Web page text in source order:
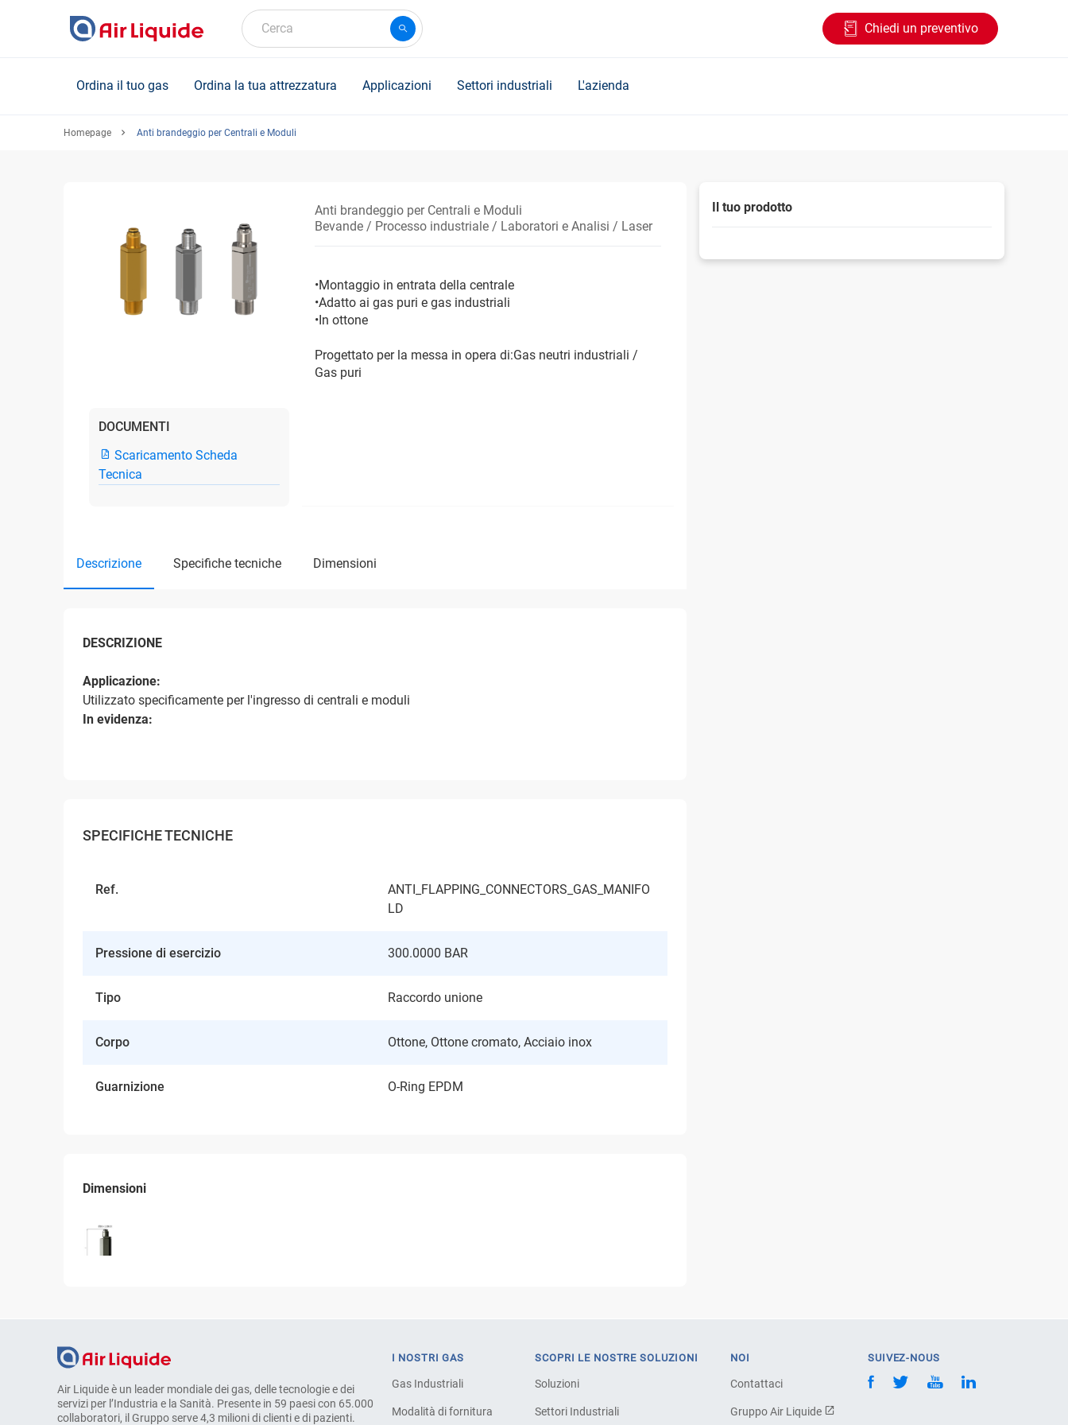
Cerca Chiedi un preventivo
Ordina il tuo gas Ordina la tua attrezzatura Applicazioni Settori industriali L'azienda
Homepage Anti brandeggio per Centrali e Moduli
DOCUMENTI
Scaricamento Scheda
Tecnica
Anti brandeggio per Centrali e Moduli
Bevande / Processo industriale / Laboratori e Analisi / Laser
•Montaggio in entrata della centrale
•Adatto ai gas puri e gas industriali
•In ottone
Progettato per la messa in opera di:Gas neutri industriali /
Gas puri
descrizione specifiche tecniche dimensioni
DESCRIZIONE
Applicazione:
Utilizzato specificamente per l'ingresso di centrali e moduli
In evidenza:
SPECIFICHE TECNICHE
Ref.
ANTI_FLAPPING_CONNECTORS_GAS_MANIFO
LD
Pressione di esercizio 300.0000 BAR
Tipo Raccordo unione
Corpo Ottone, Ottone cromato, Acciaio inox
Guarnizione O-Ring EPDM
Dimensioni
Il tuo prodotto
Air Liquide è un leader mondiale dei gas, delle tecnologie e dei
servizi per l’Industria e la Sanità. Presente in 59 paesi con 65.000
collaboratori, il Gruppo serve 4,3 milioni di clienti e di pazienti.
I NOSTRI GAS
Gas Industriali
Modalità di fornitura
SCOPRI LE NOSTRE SOLUZIONI
Soluzioni
Settori Industriali
NOI
Contattaci
Gruppo Air Liquide
SUIVEZ-NOUS